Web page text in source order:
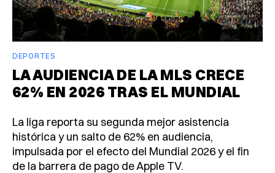
DEPORTES
LA AUDIENCIA DE LA MLS CRECE
62% EN 2026 TRAS EL MUNDIAL
La liga reporta su segunda mejor asistencia
histórica y un salto de 62% en audiencia,
impulsada por el efecto del Mundial 2026 y el fin
de la barrera de pago de Apple TV.